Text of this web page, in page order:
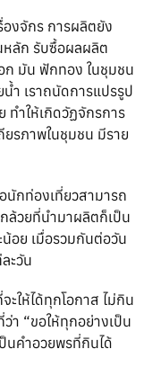
องจักร การผลิตยัง
หลัก รับซื้อผลผลิต
ก มัน ฟักทอง ในชุมชน
ำ เราถนัดการแปรรูป
ทำให้เกิดวัฏจักรการ
รภาพในชุมชน มีราย
กท่องเที่ยวสามารถ
ล้วยที่นำมาผลิตก็เป็น
อย เมื่อรวมกันต่อวัน
ะวัน
ะให้ได้ทุกโอกาส ไม่กิน
า “ขอให้ทุกอย่างเป็น
นคำอวยพรที่กินได้